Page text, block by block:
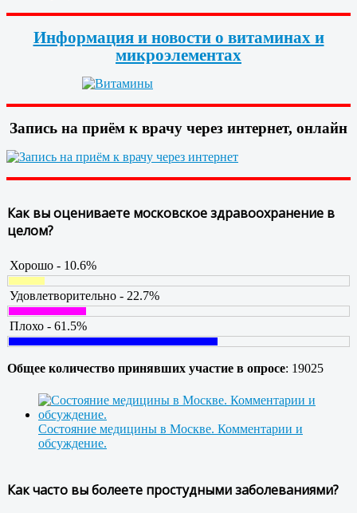
Информация и новости о витаминах и
микроэлементах
Запись на приём к врачу через интернет, онлайн
Как вы оцениваете московское здравоохранение в
целом?
Хорошо - 10.6%
Удовлетворительно - 22.7%
Плохо - 61.5%
Общее количество принявших участие в опросе: 19025
Состояние медицины в Москве. Комментарии и
обсуждение.
Как часто вы болеете простудными заболеваниями?